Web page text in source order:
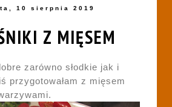
10 sierpnia 2019
Z MIĘSEM
zarówno słodkie jak i
przygotowałam z mięsem